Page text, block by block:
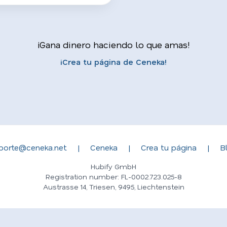
¡Gana dinero haciendo lo que amas!
¡Crea tu página de Ceneka!
| Ceneka | Crea tu página |
Hubify GmbH
Registration number: FL-0002.723.025-8
Austrasse 14, Triesen, 9495, Liechtenstein